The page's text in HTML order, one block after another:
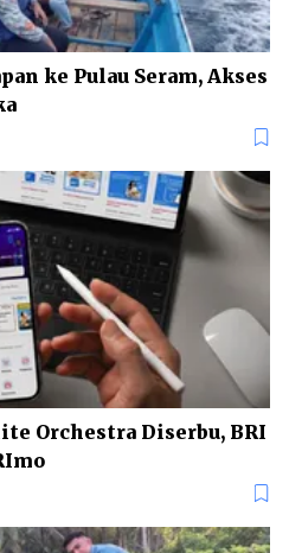
ke Pulau Seram, Akses
Orchestra Diserbu, BRI